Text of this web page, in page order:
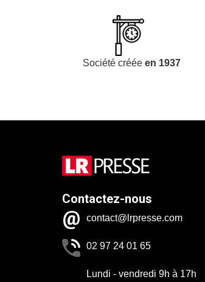
Société créée en 1937
Contactez-nous
contact@lrpresse.com
02 97 24 01 65
Lundi - vendredi 9h à 17h